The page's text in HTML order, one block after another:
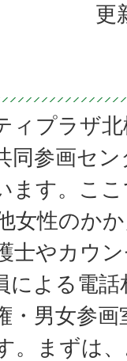
更
ィプラザ
同参画セ
ます。こ
女性のか
士やカウ
による電
・男女参
。まずは